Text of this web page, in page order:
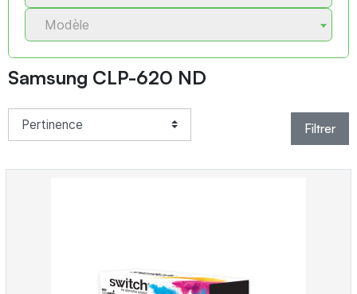
Modèle
Samsung CLP-620 ND
Filtrer